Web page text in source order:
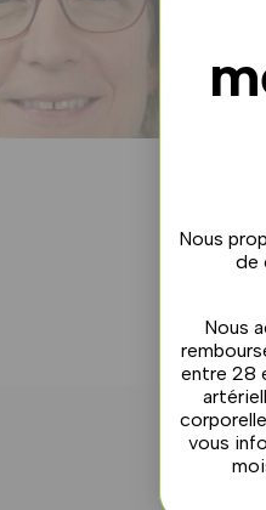
Nous
de
Nous
entre 28
vous